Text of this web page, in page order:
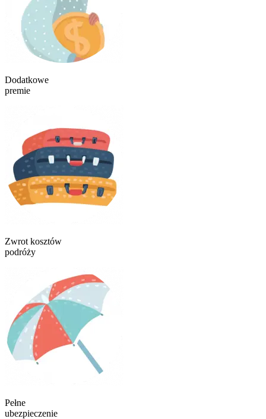
Dodatkowe
premie
Zwrot kosztów
podróży
Pełne
ubezpieczenie